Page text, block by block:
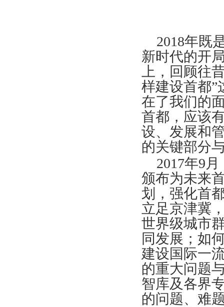
2018年既
新时代的开
上，回顾往
样建设首都”
在了我们的
首都，应该
设、发展和
的关键部分
2017年9
颁布为未来
划，强化首
立足京津冀
世界级城市
同发展；如
建设国际一
的重大问题
智库及各界
的问题、难